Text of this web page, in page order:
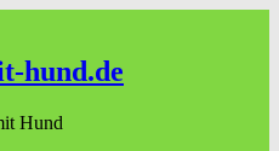
hund.de
Hund